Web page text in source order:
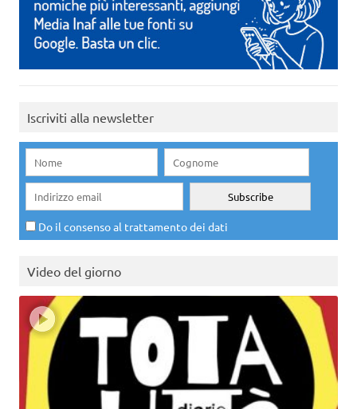
Iscriviti alla newsletter
Do il consenso al trattamento dei dati
Video del giorno